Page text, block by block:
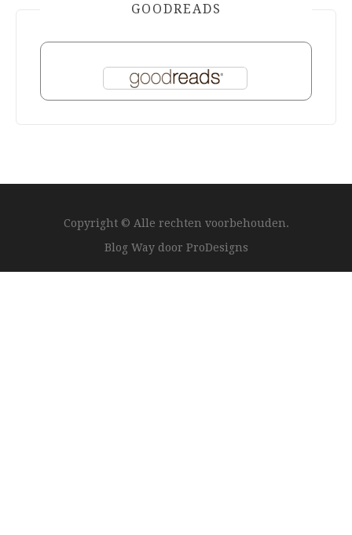
GOODREADS
Copyright © Alle rechten voorbehouden.
Blog Way door ProDesigns